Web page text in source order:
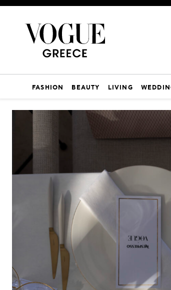
FASHION BEAUTY LIVING